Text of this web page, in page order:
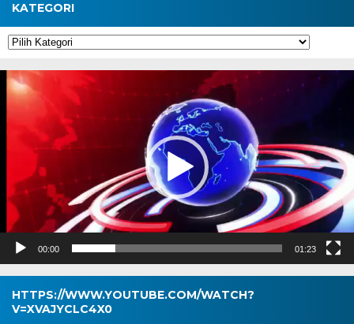
KATEGORI
Kategori
Pemutar
Video
00:00 01:23
HTTPS://WWW.YOUTUBE.COM/WATCH?
V=XVAJYCLC4X0